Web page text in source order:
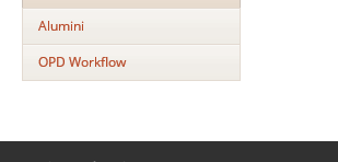
Alumini
OPD Workflow